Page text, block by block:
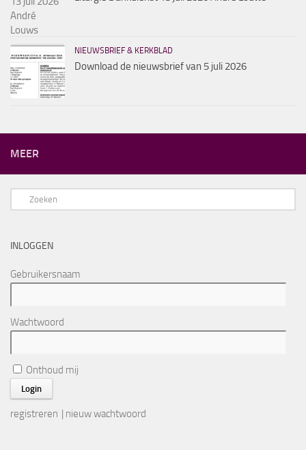
NIEUWSBRIEF & KERKBLAD
Download de nieuwsbrief van 5 juli 2026
MEER
INLOGGEN
Gebruikersnaam
Wachtwoord
Onthoud mij
registreren | nieuw wachtwoord